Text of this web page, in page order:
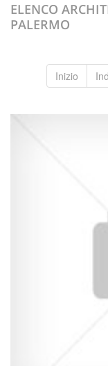
ELENCO
PALERMO
Inizio